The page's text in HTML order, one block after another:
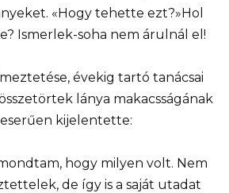
«Hogy tehette ezt?»Hol
Ismerlek-soha nem árulnál el!
évekig tartó tanácsai
lánya makacsságának
kijelentette:
hogy milyen volt. Nem
de így is a saját utadat